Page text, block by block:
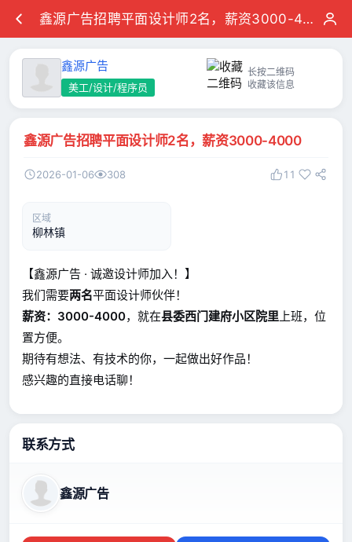
鑫源广告招聘平面设计师2名，薪资3000-4000
鑫源广告
美工/设计/程序员
长按二维码
收藏该信息
鑫源广告招聘平面设计师2名，薪资3000-4000
2026-01-06 308 11
区域
柳林镇
【鑫源广告 · 诚邀设计师加入！】
我们需要两名平面设计师伙伴！
薪资：3000-4000，就在县委西门建府小区院里上班，位
置方便。
期待有想法、有技术的你，一起做出好作品！
感兴趣的直接电话聊！
联系方式
鑫源广告